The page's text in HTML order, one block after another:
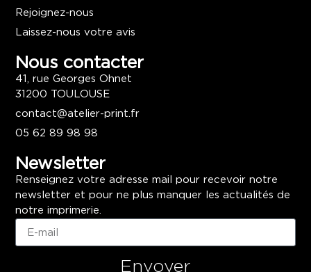
Rejoignez-nous
Laissez-nous votre avis
Nous contacter
41, rue Georges Ohnet
31200 TOULOUSE
contact@atelier-print.fr
05 62 89 98 98
Newsletter
Renseignez votre adresse mail pour recevoir notre
newsletter et pour ne plus manquer les actualités de
notre imprimerie.
Envoyer